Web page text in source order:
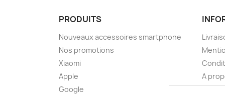
PRODUITS
Nouveaux accessoires smartphone
Nos promotions
Xiaomi
Apple
Google
A